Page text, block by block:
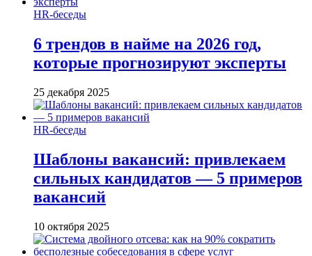
HR-беседы
6 трендов в найме на 2026 год,
которые прогнозируют эксперты
25 декабря 2025
HR-беседы
Шаблоны вакансий: привлекаем
сильных кандидатов — 5 примеров
вакансий
10 октября 2025